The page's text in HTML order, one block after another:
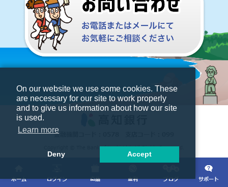
金融機関コード：0578 支店コード：099
Copyright © The Bank of Kochi,Ltd. All Rights Reserved.
ホーム ログイン 商品 金利 ブログ サポート
On our website we use some cookies. These
are necessary for our site to work properly
and to give us information about how our site
is used.
Learn more
Deny Accept